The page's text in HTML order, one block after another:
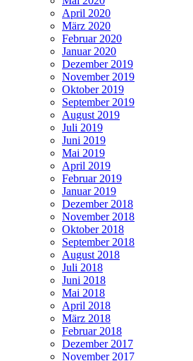
April 2020
März 2020
Februar 2020
Januar 2020
Dezember 2019
November 2019
Oktober 2019
September 2019
August 2019
Juli 2019
Juni 2019
Mai 2019
April 2019
Februar 2019
Januar 2019
Dezember 2018
November 2018
Oktober 2018
September 2018
August 2018
Juli 2018
Juni 2018
Mai 2018
April 2018
März 2018
Februar 2018
Dezember 2017
November 2017